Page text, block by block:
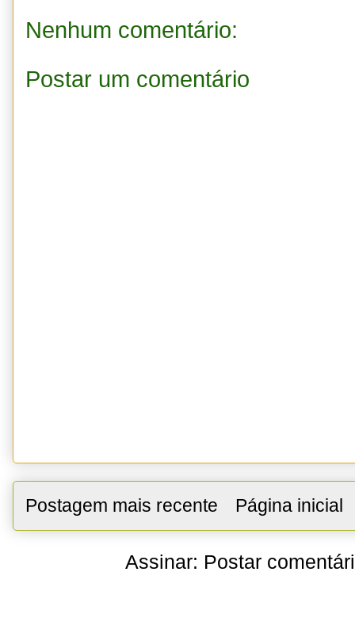
Nenhum comentário:
Postar um comentário
Postagem mais recente Página inicial
Assinar: Postar